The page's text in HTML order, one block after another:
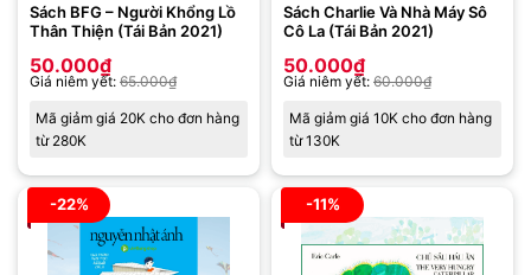
Sách BFG – Người Khổng Lồ
Thân Thiện (Tái Bản 2021)
50.000₫
Giá niêm yết: 65.000₫
Mã giảm giá 20K cho đơn hàng
từ 280K
Sách Charlie Và Nhà Máy Sô
Cô La (Tái Bản 2021)
50.000₫
Giá niêm yết: 60.000₫
Mã giảm giá 10K cho đơn hàng
từ 130K
-22% -11%